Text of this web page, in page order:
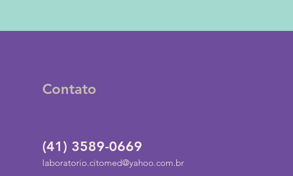
Contato
(41) 3589-0669
laboratorio.citomed@yahoo.com.br